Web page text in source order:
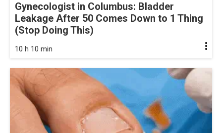
Gynecologist in Columbus: Bladder
Leakage After 50 Comes Down to 1 Thing
(Stop Doing This)
10 h 10 min